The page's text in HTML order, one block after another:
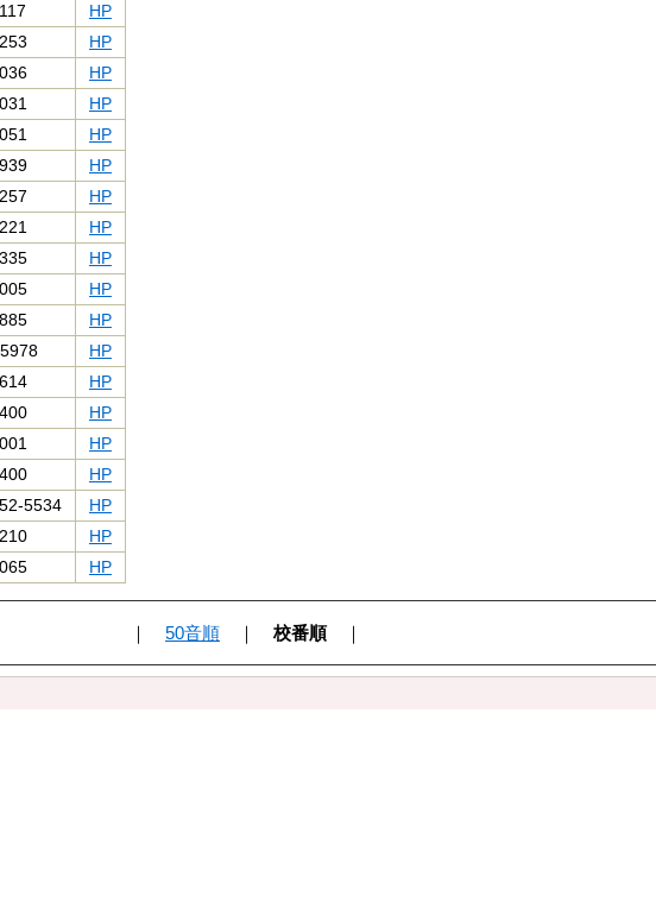
HP
HP
HP
HP
HP
HP
HP
HP
HP
HP
HP
HP
HP
HP
HP
HP
5534
HP
HP
HP
50音順 校番順